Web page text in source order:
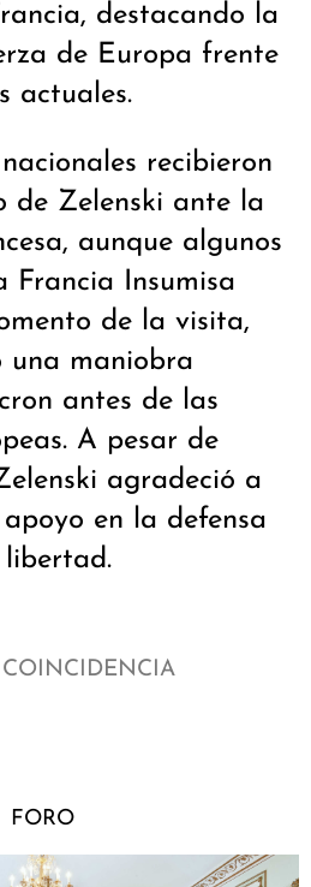
destacando la
de Europa frente
actuales.
recibieron
de Zelenski ante la
aunque algunos
Francia Insumisa
de la visita,
una maniobra
antes de las
A pesar de
agradeció a
en la defensa
FORO